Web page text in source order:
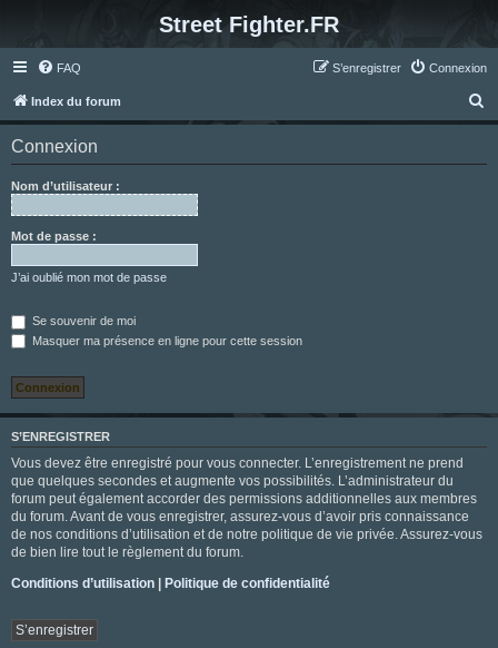
Street Fighter.FR
FAQ Connexion
S’enregistrer
Index du forum
e
Connexion
Nom d’utilisateur :
Mot de passe :
J’ai oublié mon mot de passe
Se souvenir de moi
Masquer ma présence en ligne pour cette session
S’ENREGISTRER
Vous devez être enregistré pour vous connecter. L’enregistrement ne prend
que quelques secondes et augmente vos possibilités. L’administrateur du
forum peut également accorder des permissions additionnelles aux membres
du forum. Avant de vous enregistrer, assurez-vous d’avoir pris connaissance
de nos conditions d’utilisation et de notre politique de vie privée. Assurez-vous
de bien lire tout le règlement du forum.
Conditions d’utilisation | Politique de confidentialité
S’enregistrer